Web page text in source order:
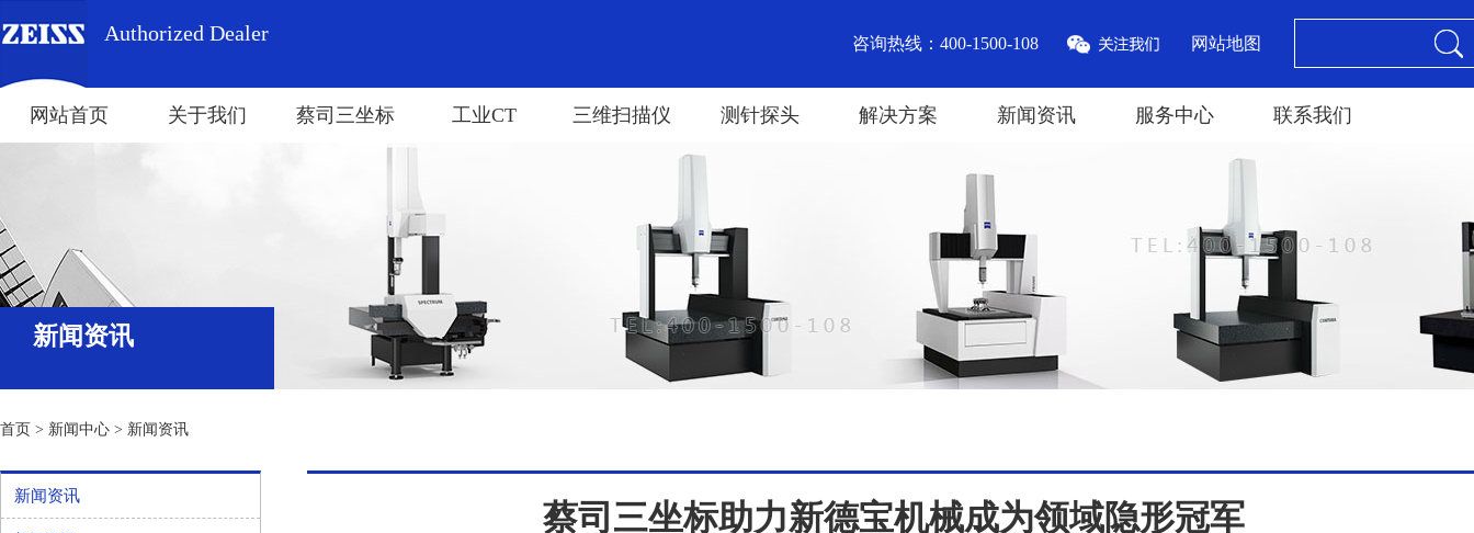
Authorized Dealer 网站地图
咨询热线：400-1500-108
网站首页 关于我们 蔡司三坐标 工业CT 三维扫描仪 测针探头 解决方案 新闻资讯 服务中心 联系我们
新闻资讯
首页 > 新闻中心 > 新闻资讯
新闻资讯
蔡司三坐标助力新德宝机械成为领域隐形冠军